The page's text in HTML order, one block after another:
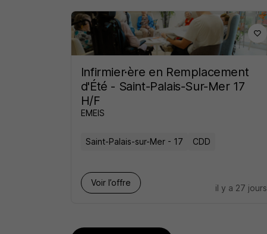
Infirmier·ère en Remplacement
d'Été - Saint-Palais-Sur-Mer 17
H/F
EMEIS
Saint-Palais-sur-Mer - 17 CDD
Voir l’offre
il y a 27 jours